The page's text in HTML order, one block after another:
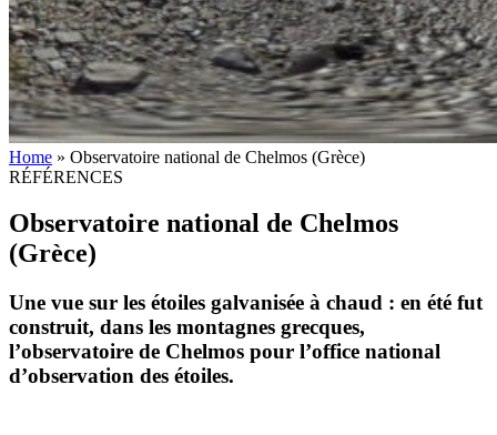
Home » Observatoire national de Chelmos (Grèce)
RÉFÉRENCES
Observatoire national de Chelmos
(Grèce)
Une vue sur les étoiles galvanisée à chaud : en été fut
construit, dans les montagnes grecques,
l’observatoire de Chelmos pour l’office national
d’observation des étoiles.